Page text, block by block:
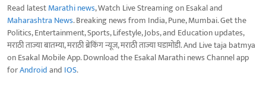
Read latestMarathi news, Watch Live Streaming on Esakal and
Maharashtra News. Breaking news from India, Pune, Mumbai. Get the
Politics, Entertainment, Sports, Lifestyle, Jobs, and Education updates,
मराठी ताज्या बातम्या, मराठी ब्रेकिंग न्यूज, मराठी ताज्या घडामोडी. And Live taja batmya
on Esakal Mobile App. Download the Esakal Marathi news Channel app
forAndroidand IOS.